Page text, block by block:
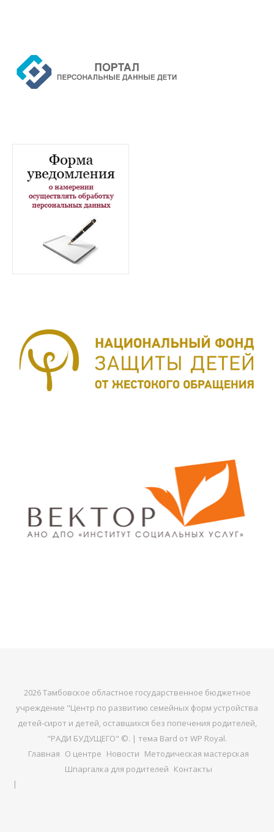
2026 Тамбовское областное государственное бюджетное
учреждение "Центр по развитию семейных форм устройства
детей-сирот и детей, оставшихся без попечения родителей,
"РАДИ БУДУЩЕГО" ©. | тема Bard от WP Royal.
Главная О центре Новости Методическая мастерская
Шпаргалка для родителей Контакты